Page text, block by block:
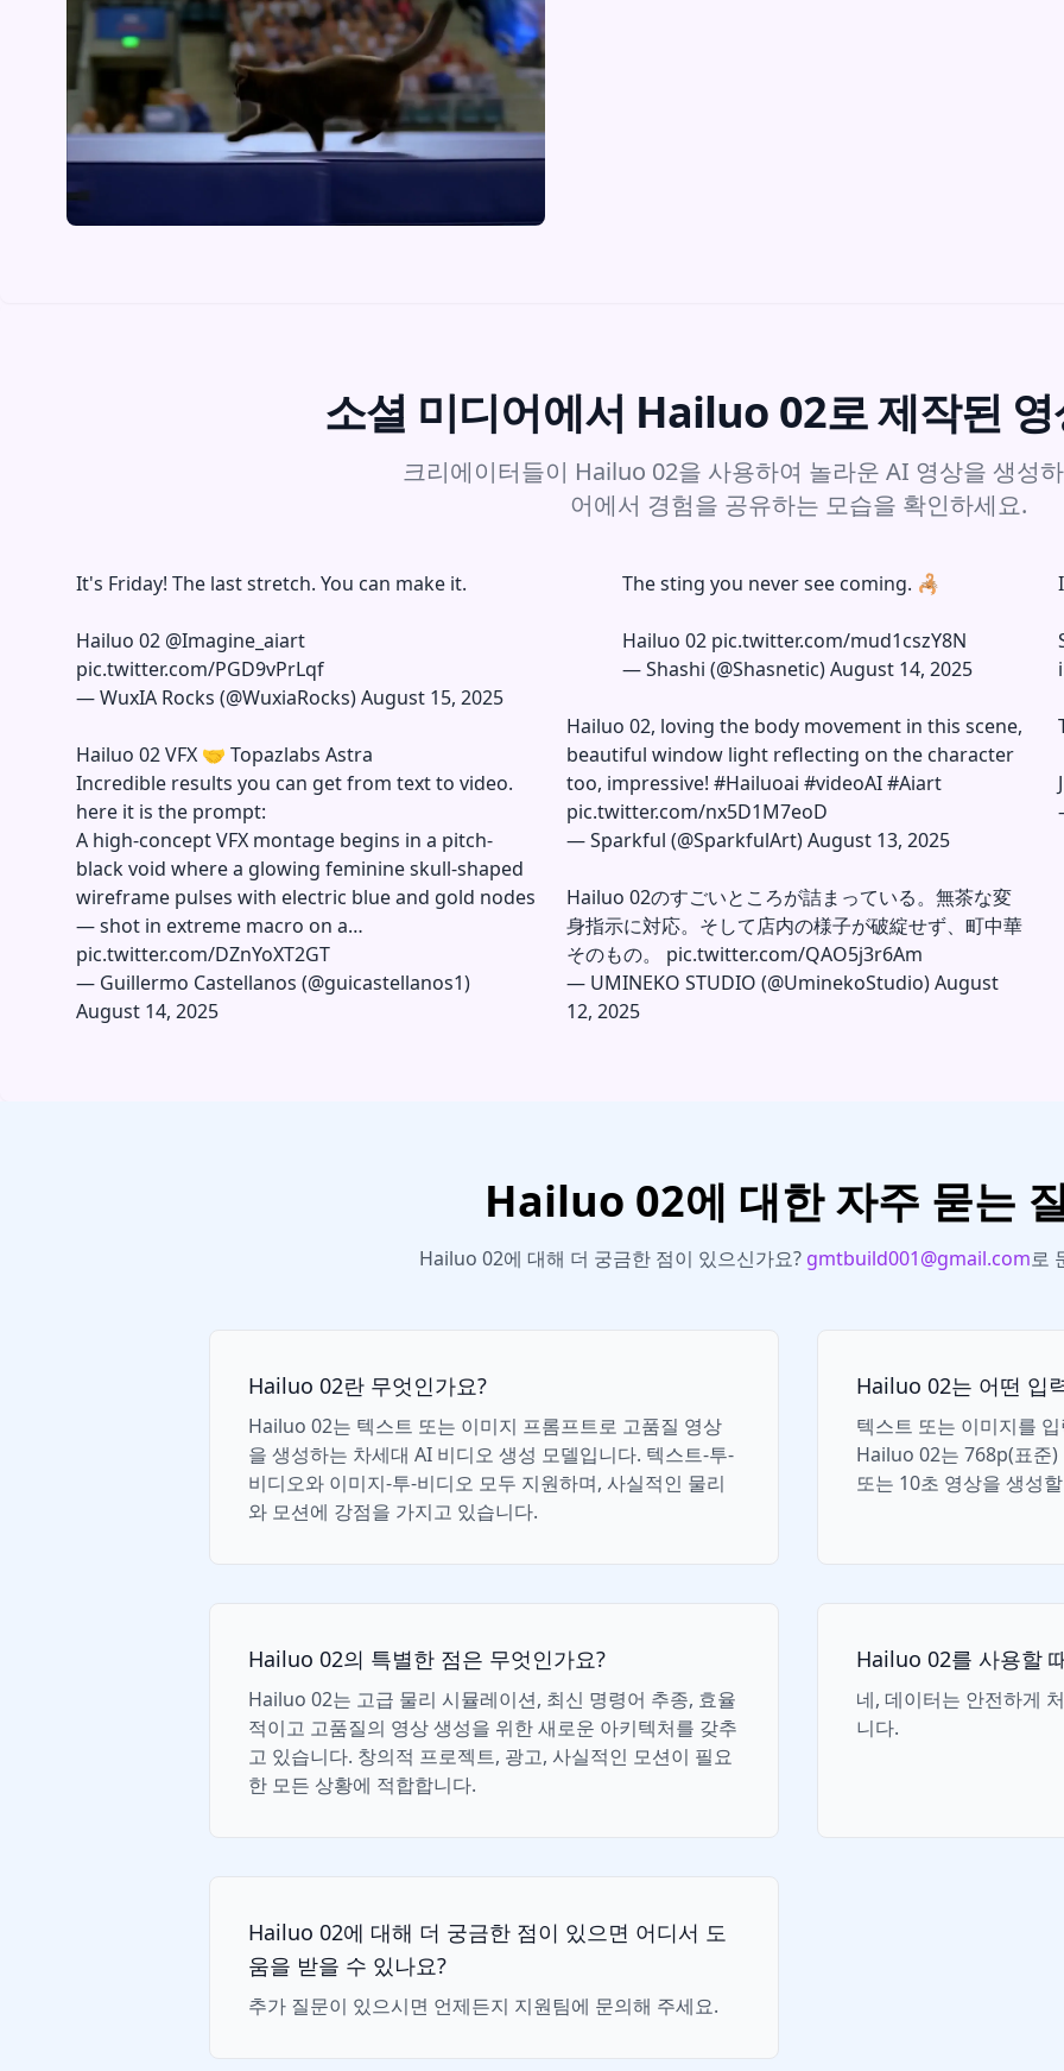
소셜 미디어에서 Hailuo 02로 제작된
크리에이터들이 Hailuo 02을 사용하여 놀라운 AI 영상을 생성
어에서 경험을 공유하는 모습을 확인하세요.
It's Friday! The last stretch. You can make it.
Hailuo 02 @Imagine_aiart
pic.twitter.com/PGD9vPrLqf
—WuxIA Rocks (@WuxiaRocks)August 15, 2025
Hailuo 02 VFX 🤝 Topazlabs Astra
Incredible results you can get from text to video.
here it is the prompt:
A high-concept VFX montage begins in a pitch-
black void where a glowing feminine skull-shaped
wireframe pulses with electric blue and gold nodes
— shot in extreme macro on a…
pic.twitter.com/DZnYoXT2GT
— Guillermo Castellanos (@guicastellanos1)
August 14, 2025
The sting you never see coming. 🦂
Hailuo 02 pic.twitter.com/mud1cszY8N
—Shashi (@Shasnetic) August 14, 2025
Hailuo 02, loving the body movement in this scene,
beautiful window light reflecting on the character
too, impressive!#Hailuoai #videoAI#Aiart
pic.twitter.com/nx5D1M7eoD
—Sparkful (@SparkfulArt)August 13, 2025
Hailuo 02のすごいところが詰まっている。無茶な変
身指示に対応。そして店内の様子が破綻せず、町中華
そのもの。 pic.twitter.com/QAO5j3r6Am
— UMINEKO STUDIO (@UminekoStudio)August
12, 2025
Hailuo 02에 대한 자주 묻는
Hailuo 02에 대해 더 궁금한 점이 있으신가요? gmtbuild001@gmail.com로
Hailuo 02란 무엇인가요?
Hailuo 02는 텍스트 또는 이미지 프롬프트로 고품질 영상
을 생성하는 차세대 AI 비디오 생성 모델입니다. 텍스트-투-
비디오와 이미지-투-비디오 모두 지원하며, 사실적인 물리
와 모션에 강점을 가지고 있습니다.
Hailuo 02는 어떤 입
텍스트 또는 이미지를
Hailuo 02는 768p(표준
또는 10초 영상을 생성
Hailuo 02의 특별한 점은 무엇인가요?
Hailuo 02는 고급 물리 시뮬레이션, 최신 명령어 추종, 효율
적이고 고품질의 영상 생성을 위한 새로운 아키텍처를 갖추
고 있습니다. 창의적 프로젝트, 광고, 사실적인 모션이 필요
한 모든 상황에 적합합니다.
Hailuo 02를 사용할
네, 데이터는 안전하게
니다.
Hailuo 02에 대해 더 궁금한 점이 있으면 어디서 도
움을 받을 수 있나요?
추가 질문이 있으시면 언제든지 지원팀에 문의해 주세요.